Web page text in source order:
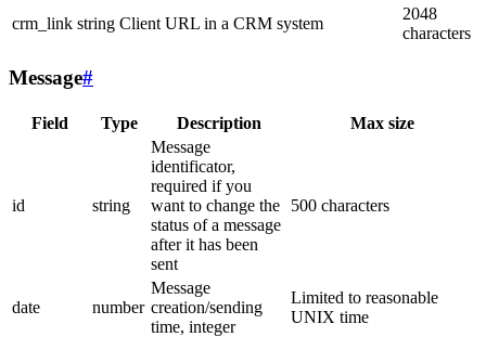
crm_link string Client URL in a CRM system
2048
characters
Message#
Field Type Description Max size
id string
Message
identificator,
required if you
want to change the
status of a message
after it has been
sent
500 characters
date number
Message
creation/sending
time, integer
Limited to reasonable
UNIX time